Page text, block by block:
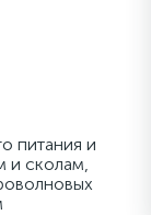
питания и
и сколам,